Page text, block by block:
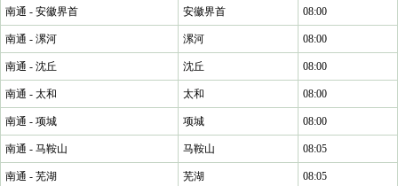
南通 - 安徽界首 安徽界首 08:00
南通 - 漯河 漯河 08:00
南通 - 沈丘 沈丘 08:00
南通 - 太和 太和 08:00
南通 - 项城 项城 08:00
南通 - 马鞍山 马鞍山 08:05
南通 - 芜湖 芜湖 08:05